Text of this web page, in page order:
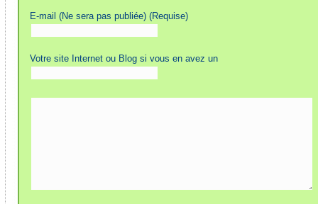
E-mail (Ne sera pas publiée) (Requise)
Votre site Internet ou Blog si vous en avez un